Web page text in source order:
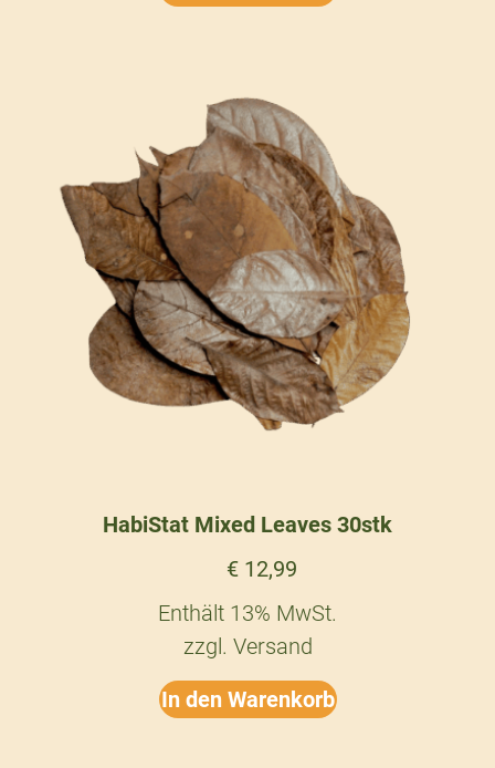
HabiStat Mixed Leaves 30stk
€12,99
Enthält 13% MwSt.
zzgl. Versand
In den Warenkorb